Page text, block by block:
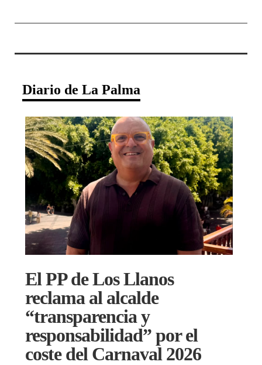
Diario de La Palma
El PP de Los Llanos
reclama al alcalde
“transparencia y
responsabilidad” por el
coste del Carnaval 2026